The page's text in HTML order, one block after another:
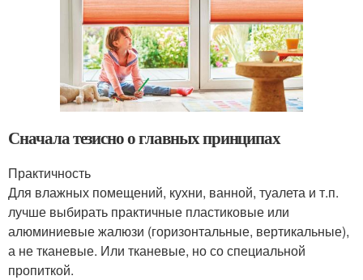
Сначала тезисно о главных принципах
Практичность
Для влажных помещений, кухни, ванной, туалета и т.п.
лучше выбирать практичные пластиковые или
алюминиевые жалюзи (горизонтальные, вертикальные),
а не тканевые. Или тканевые, но со специальной
пропиткой.